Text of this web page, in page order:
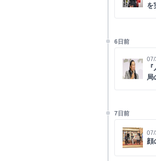
を
6日前
局
7日前
顔